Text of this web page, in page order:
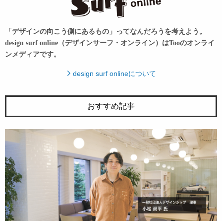
「デザインの向こう側にあるもの」ってなんだろうを考えよう。
design surf online（デザインサーフ・オンライン）はTooのオンライ
ンメディアです。
design surf onlineについて
おすすめ記事